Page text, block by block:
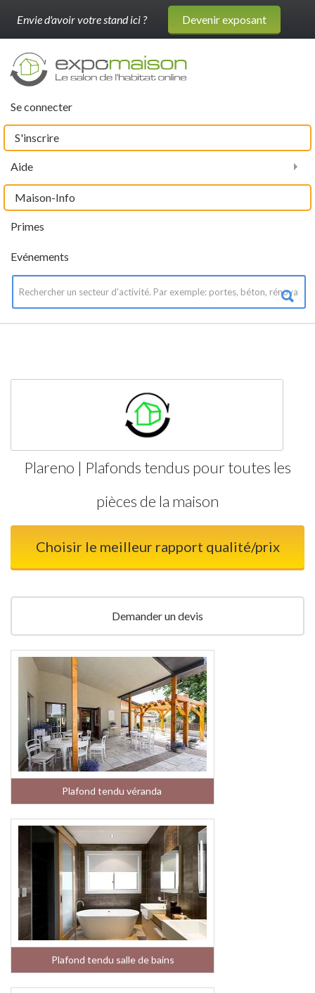
Envie d'avoir votre stand ici ? Devenir exposant
Se connecter
S'inscrire
Aide
Evénements
Primes
Maison-Info
Plareno | Plafonds tendus pour toutes les
pièces de la maison
Choisir le meilleur rapport qualité/prix
Demander un devis
Plafond tendu véranda
Plafond tendu salle de bains